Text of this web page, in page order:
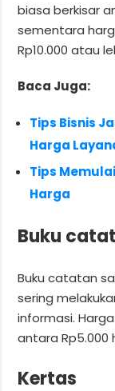
biasa berkisar
sementara
Rp10.000 atau
Baca Juga:
Tips Bisnis
Harga
Tips
Harga
Buku
Buku catatan
sering
informasi.
antara Rp5.000
Kertas